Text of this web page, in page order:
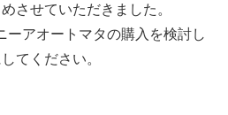
させていただきました。
ーアオートマタの購入を検討し
てください。